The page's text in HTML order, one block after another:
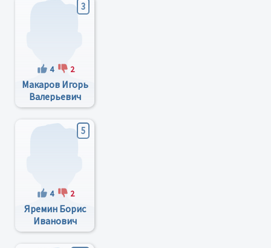
3
4 2
Макаров Игорь
Валерьевич
5
4 2
Яремин Борис
Иванович